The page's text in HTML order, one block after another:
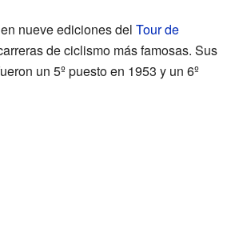
nueve ediciones del Tour de
de ciclismo más famosas. Sus
un 5º puesto en 1953 y un 6º